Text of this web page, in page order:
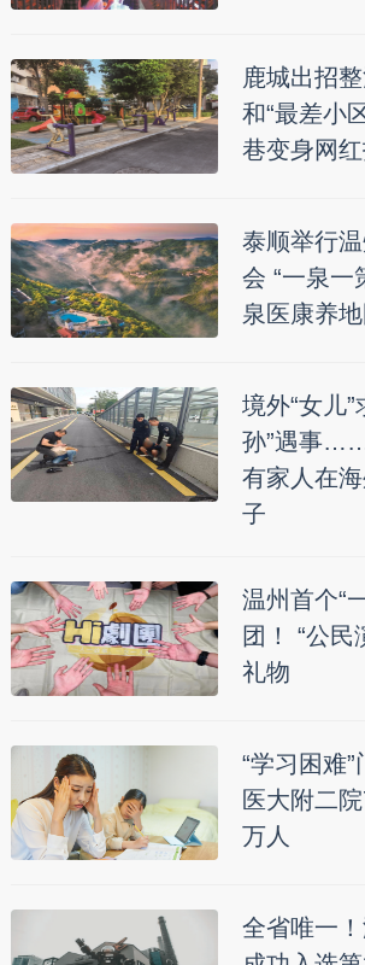
鹿城出招
和“最差小
巷变身网
泰顺举行
会 “一泉一
泉医康养
境外“女儿
孙”遇事
有家人在
子
温州首个“
团！ “公民
礼物
“学习困难
医大附二
万人
全省唯一